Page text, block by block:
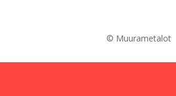
© Muurametalot